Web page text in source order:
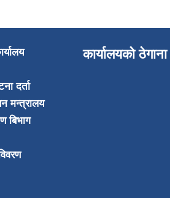
दर्ता
मन्त्रालय
बिभाग
कार्यालयको ठेगाना